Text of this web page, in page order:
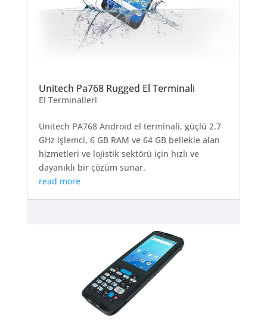
Unitech Pa768 Rugged El Terminali
El Terminalleri
Unitech PA768 Android el terminali, güçlü 2.7
GHz işlemci, 6 GB RAM ve 64 GB bellekle alan
hizmetleri ve lojistik sektörü için hızlı ve
dayanıklı bir çözüm sunar.
read more